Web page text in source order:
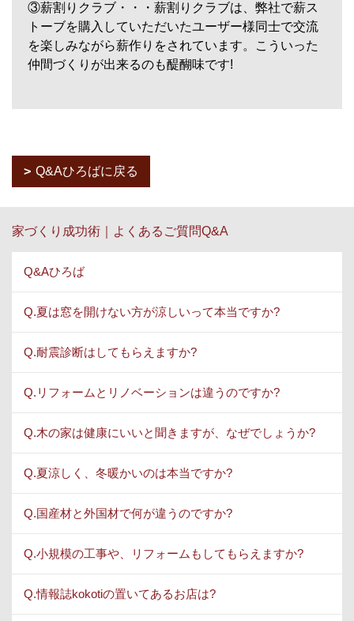
③薪割りクラブ・・・薪割りクラブは、弊社で薪ス
トーブを購入していただいたユーザー様同士で交流
を楽しみながら薪作りをされています。こういった
仲間づくりが出来るのも醍醐味です!
Q&Aひろばに戻る
家づくり成功術｜よくあるご質問Q&A
Q&Aひろば
Q.夏は窓を開けない方が涼しいって本当ですか?
Q.耐震診断はしてもらえますか?
Q.リフォームとリノベーションは違うのですか?
Q.木の家は健康にいいと聞きますが、なぜでしょうか?
Q.夏涼しく、冬暖かいのは本当ですか?
Q.国産材と外国材で何が違うのですか?
Q.小規模の工事や、リフォームもしてもらえますか?
Q.情報誌kokotiの置いてあるお店は?